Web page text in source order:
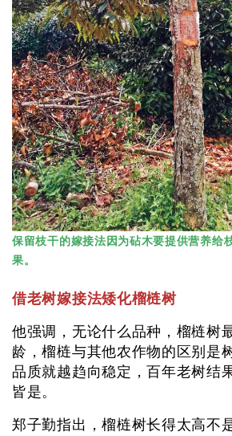
保留枝干的嫁接法因为砧木要提供营养给
果。
借老树嫁接法矮化榴梿树
他强调，无论什么品种，榴梿树
龄，榴梿与其他农作物的区别是
品质就越趋向稳定，百年老树结
皆是。
郑子勤指出，榴梿树长得太高不